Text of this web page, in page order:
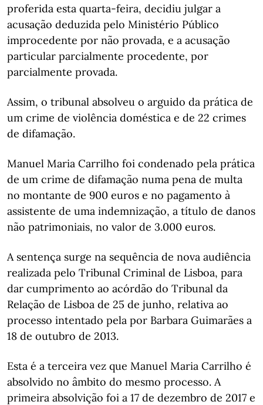
proferida esta quarta-feira, decidiu julgar a
acusação deduzida pelo Ministério Público
improcedente por não provada, e a acusação
particular parcialmente procedente, por
parcialmente provada.
Assim, o tribunal absolveu o arguido da prática de
um crime de violência doméstica e de 22 crimes
de difamação.
Manuel Maria Carrilho foi condenado pela prática
de um crime de difamação numa pena de multa
no montante de 900 euros e no pagamento à
assistente de uma indemnização, a título de danos
não patrimoniais, no valor de 3.000 euros.
A sentença surge na sequência de nova audiência
realizada pelo Tribunal Criminal de Lisboa, para
dar cumprimento ao acórdão do Tribunal da
Relação de Lisboa de 25 de junho, relativa ao
processo intentado pela por Barbara Guimarães a
18 de outubro de 2013.
Esta é a terceira vez que Manuel Maria Carrilho é
absolvido no âmbito do mesmo processo. A
primeira absolvição foi a 17 de dezembro de 2017 e